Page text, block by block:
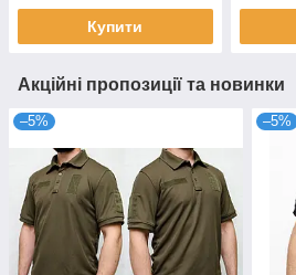
Купити
Акційні пропозиції та новинки
–5% –5%